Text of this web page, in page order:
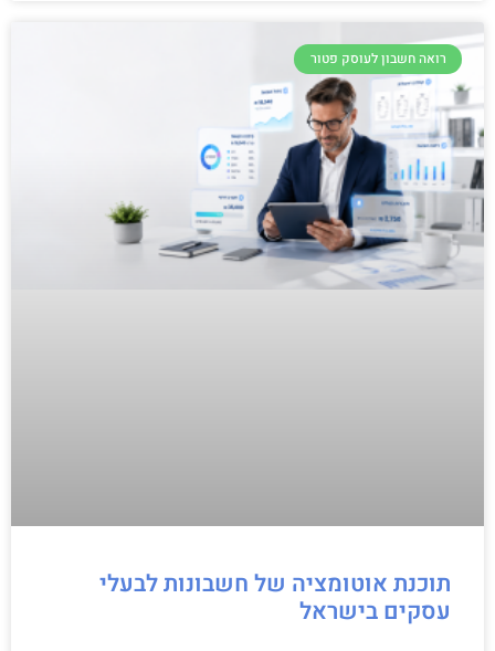
רואה חשבון לעוסק פטור
תוכנת אוטומציה של חשבונות לבעלי
עסקים בישראל